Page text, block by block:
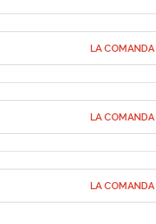
LA COMANDA
LA COMANDA
LA COMANDA